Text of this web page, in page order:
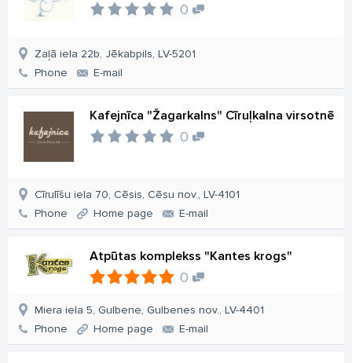
0
Zaļā iela 22b, Jēkabpils, LV-5201
Phone
E-mail
Kafejnīca "Žagarkalns" Cīruļkalna virsotnē
0
Cīrulīšu iela 70, Cēsis, Cēsu nov., LV-4101
Phone
Home page E-mail
Atpūtas komplekss "Kantes krogs"
0
Miera iela 5, Gulbene, Gulbenes nov., LV-4401
Phone
Home page E-mail